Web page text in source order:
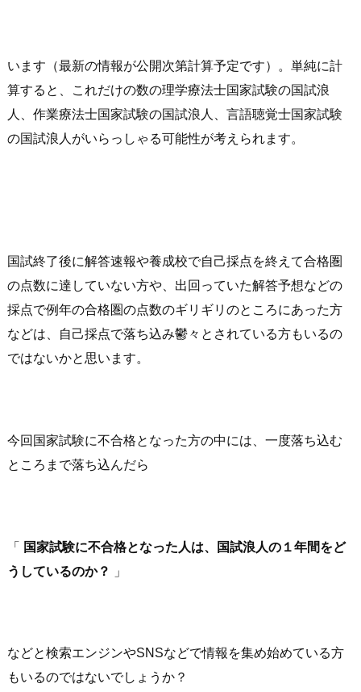
います（最新の情報が公開次第計算予定です）。単純に計
算すると、これだけの数の理学療法士国家試験の国試浪
人、作業療法士国家試験の国試浪人、言語聴覚士国家試験
の国試浪人がいらっしゃる可能性が考えられます。
国試終了後に解答速報や養成校で自己採点を終えて合格圏
の点数に達していない方や、出回っていた解答予想などの
採点で例年の合格圏の点数のギリギリのところにあった方
などは、自己採点で落ち込み鬱々とされている方もいるの
ではないかと思います。
今回国家試験に不合格となった方の中には、一度落ち込む
ところまで落ち込んだら
「
国家試験に不合格となった人は、国試浪人の１年間をど
うしているのか？
」
などと検索エンジンやSNSなどで情報を集め始めている方
もいるのではないでしょうか？